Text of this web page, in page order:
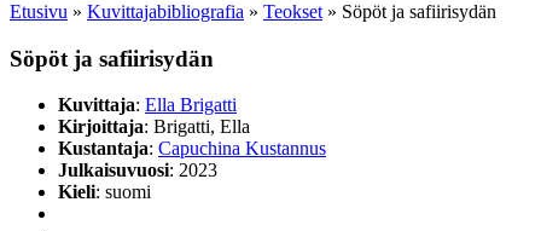
Etusivu » Kuvittaja­bibliografia » Teokset » Söpöt ja safiirisydän
Söpöt ja safiirisydän
Kuvittaja: Ella Brigatti
Kirjoittaja: Brigatti, Ella
Kustantaja: Capuchina Kustannus
Julkaisuvuosi: 2023
Kieli: suomi